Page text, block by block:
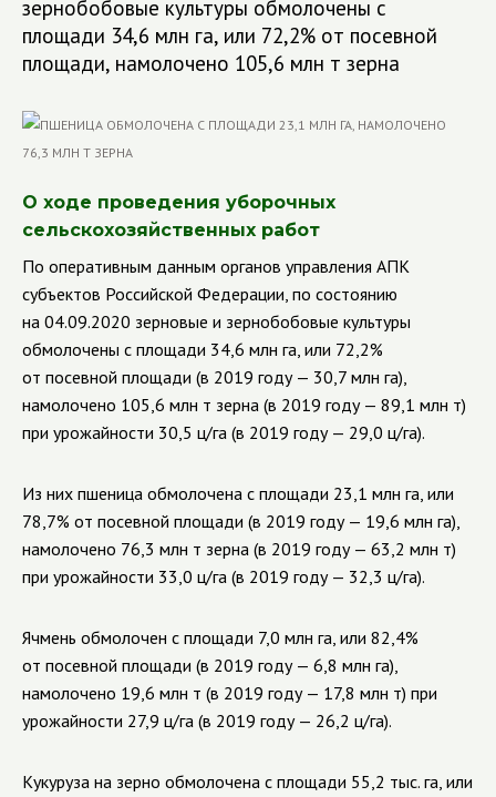
зернобобовые культуры обмолочены с
площади 34,6 млн га, или 72,2% от посевной
площади, намолочено 105,6 млн т зерна
О ходе проведения уборочных
сельскохозяйственных работ
По оперативным данным органов управления АПК
субъектов Российской Федерации, по состоянию
на 04.09.2020 зерновые и зернобобовые культуры
обмолочены с площади 34,6 млн га, или 72,2%
от посевной площади (в 2019 году — 30,7 млн га),
намолочено 105,6 млн т зерна (в 2019 году — 89,1 млн т)
при урожайности 30,5 ц/га (в 2019 году — 29,0 ц/га).
Из них пшеница обмолочена с площади 23,1 млн га, или
78,7% от посевной площади (в 2019 году — 19,6 млн га),
намолочено 76,3 млн т зерна (в 2019 году — 63,2 млн т)
при урожайности 33,0 ц/га (в 2019 году — 32,3 ц/га).
Ячмень обмолочен с площади 7,0 млн га, или 82,4%
от посевной площади (в 2019 году — 6,8 млн га),
намолочено 19,6 млн т (в 2019 году — 17,8 млн т) при
урожайности 27,9 ц/га (в 2019 году — 26,2 ц/га).
Кукуруза на зерно обмолочена с площади 55,2 тыс. га, или